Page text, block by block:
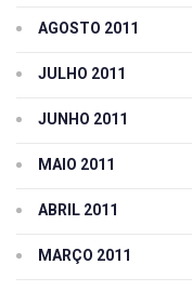
AGOSTO 2011
JULHO 2011
JUNHO 2011
MAIO 2011
ABRIL 2011
MARÇO 2011